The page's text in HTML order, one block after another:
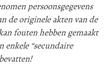
persoonsgegevens
de originele akten van de
fouten hebben gemaakt
enkele “secundaire